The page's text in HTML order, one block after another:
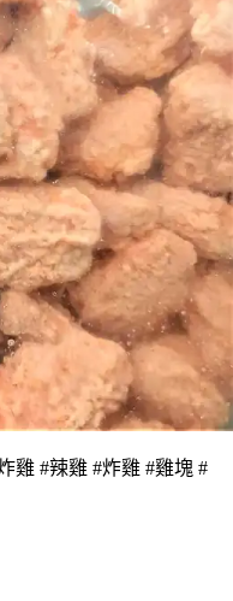
雞 #辣雞 #炸雞 #雞塊 #